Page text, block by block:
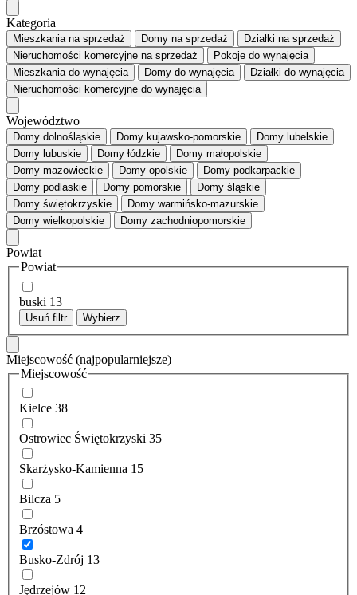
Kategoria
Mieszkaniana sprzedaż Domy na sprzedaż Działki na sprzedaż
Nieruchomości komercyjne na sprzedaż Pokoje do wynajęcia
Mieszkaniado wynajęcia Domy do wynajęcia Działki do wynajęcia
Nieruchomości komercyjne do wynajęcia
Województwo
Domy dolnośląskie Domy kujawsko-pomorskie
Domy lubelskie
Domy lubuskie
Domy łódzkie
Domy małopolskie
Domy mazowieckie
Domy opolskie
Domy podkarpackie
Domy podlaskie
Domy pomorskie
Domy śląskie
Domy świętokrzyskie
Domy warmińsko-mazurskie
Domy wielkopolskie
Domy zachodniopomorskie
Powiat
Powiat
buski 13
Usuń filtr Wybierz
Miejscowość (najpopularniejsze)
Miejscowość
Kielce 38
Ostrowiec Świętokrzyski 35
Skarżysko-Kamienna 15
Bilcza 5
Brzóstowa 4
Busko-Zdrój 13
Jędrzejów 12